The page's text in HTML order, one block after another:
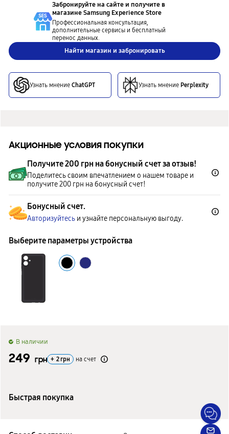
Забронируйте на сайте и получите в
магазинеSamsung Experience Store
Профессиональная консультация,
дополнительные сервисы и бесплатный
перенос данных.
Найти магазин и забронировать
Узнать мнение ChatGPT Узнать мнение Perplexity
Акционные условия покупки
Получите 200 грн на бонусный счет за отзыв!
Поделитесь своим впечатлением о нашем товаре и
получите 200 грн на бонусный счет!
Бонусный счет.
Авторизуйтесь и узнайте персональную выгоду.
Выберите параметры устройства
B наличии
249 грн + 2 грн на счет
Быстрая покупка